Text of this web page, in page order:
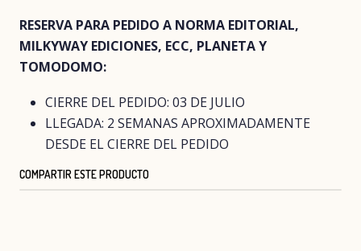
RESERVA PARA PEDIDO A NORMA EDITORIAL,
MILKYWAY EDICIONES, ECC, PLANETA Y
TOMODOMO:
CIERRE DEL PEDIDO: 03 DE JULIO
LLEGADA: 2 SEMANAS APROXIMADAMENTE
DESDE EL CIERRE DEL PEDIDO
COMPARTIR ESTE PRODUCTO